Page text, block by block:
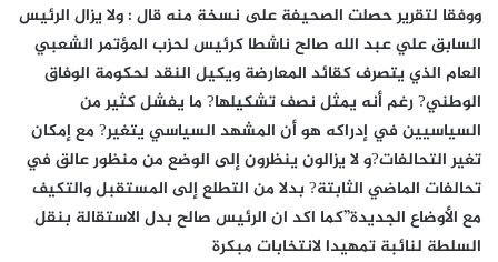
ووفقا لتقرير حصلت الصحيفة على نسخة منه قال : ولا يزال الرئيس
السابق علي عبد الله صالح ناشطا كرئيس لحزب المؤتمر الشعبي
العام الذي يتصرف كقائد المعارضة ويكيل النقد لحكومة الوفاق
الوطني? رغم أنه يمثل نصف تشكيلها? ما يفشل كثير من
السياسيين في إدراكه هو أن المشهد السياسي يتغير? مع إمكان
تغير التحالفات?و لا يزالون ينظرون إلى الوضع من منظور عالق في
تحالفات الماضي الثابتة? بدلا من التطلع إلى المستقبل والتكيف
مع الأوضاع الجديدة”كما اكد ان الرئيس صالح بدل الاستقالة بنقل
السلطة لنائبة تمهيدا لانتخابات مبكرة